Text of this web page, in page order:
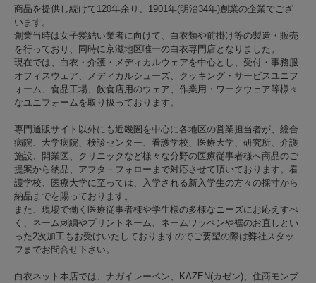
商品を提供し続けて120年余り、1901年(明治34年)創業の企業でござ
います。
創業当時は女子髪結い業者に向けて、白衣類や前掛け等の製造・販売
を行っており、同時に京滋地区唯一の白衣専門店となりました。
現在では、白衣・介護・メディカルウェアを中心とし、受付・事務服
オフィスウェア、メディカルシューズ、クッキング・サービスユニフ
ォーム、食品工場、飲食店用のウェア、作業用・ワークウェア等様々
なユニフォームを取り扱っております。
専門通販サイト以外にも近畿圏を中心に各地区の営業担当者が、総合
病院、大学病院、検診センター、看護学校、医療大学、研究所、介護
施設、開業医、クリニックなど様々な分野の医療従事者様へ商品のご
提案から納品、アフタ－フォローまで対応させて頂いております。看
護学校、医療大学に至っては、入学される新入学生の方々の採寸から
納品までを賜っております。
また、現場で働く医療従事者様や学生様の多様なニーズにお応えすべ
く、ネーム刺繍やプリントネーム、ネームワッペンや裾のお直しとい
った2次加工もお受けいたしておりますのでご要望の際は弊社スタッ
フまでお問合せ下さい。
白衣ネット本店では、ナガイレーベン、KAZEN(カゼン)、住商モンブ